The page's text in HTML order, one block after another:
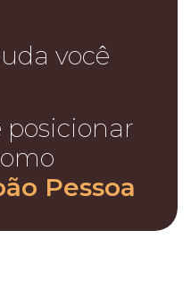
você
posicionar
Pessoa